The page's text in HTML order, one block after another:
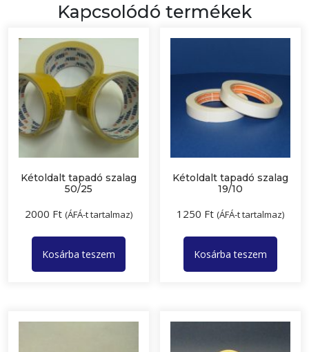
Kapcsolódó termékek
Kétoldalt tapadó szalag
50/25
2000 Ft (ÁFÁ-t tartalmaz)
Kosárba teszem
Kétoldalt tapadó szalag
19/10
1250 Ft (ÁFÁ-t tartalmaz)
Kosárba teszem